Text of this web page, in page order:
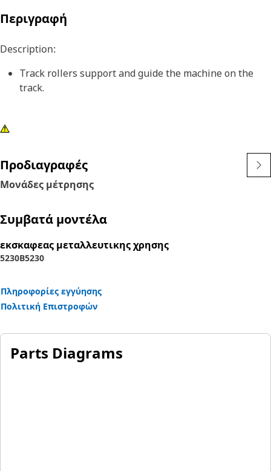
Περιγραφή
Description:
Track rollers support and guide the machine on the
track.
Προδιαγραφές
Μονάδες μέτρησης
Συμβατά μοντέλα
εκσκαφεας μεταλλευτικης χρησης
5230B5230
Πληροφορίες εγγύησης
Πολιτική Επιστροφών
Parts Diagrams